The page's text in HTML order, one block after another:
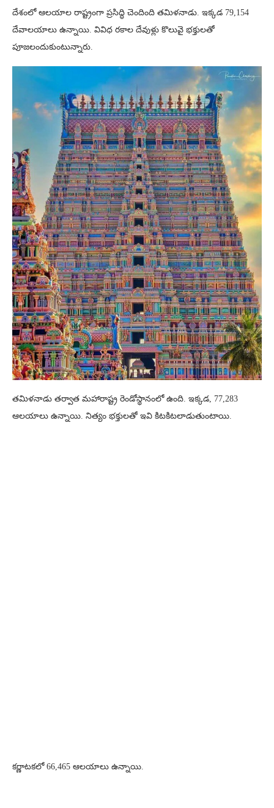
దేశంలో ఆలయాల రాష్ట్రంగా ప్రసిద్ధి చెందింది తమిళనాడు. ఇక్కడ 79,154
దేవాలయాలు ఉన్నాయి. వివిధ రకాల దేవుళ్లు కొలువై భక్తులతో
పూజలందుకుంటున్నారు.
తమిళనాడు తర్వాత మహారాష్ట్ర రెండోస్థానంలో ఉంది. ఇక్కడ, 77,283
ఆలయాలు ఉన్నాయి. నిత్యం భక్తులతో ఇవి కిటకిటలాడుతుంటాయి.
కర్ణాటకలో 66,465 ఆలయాలు ఉన్నాయి.